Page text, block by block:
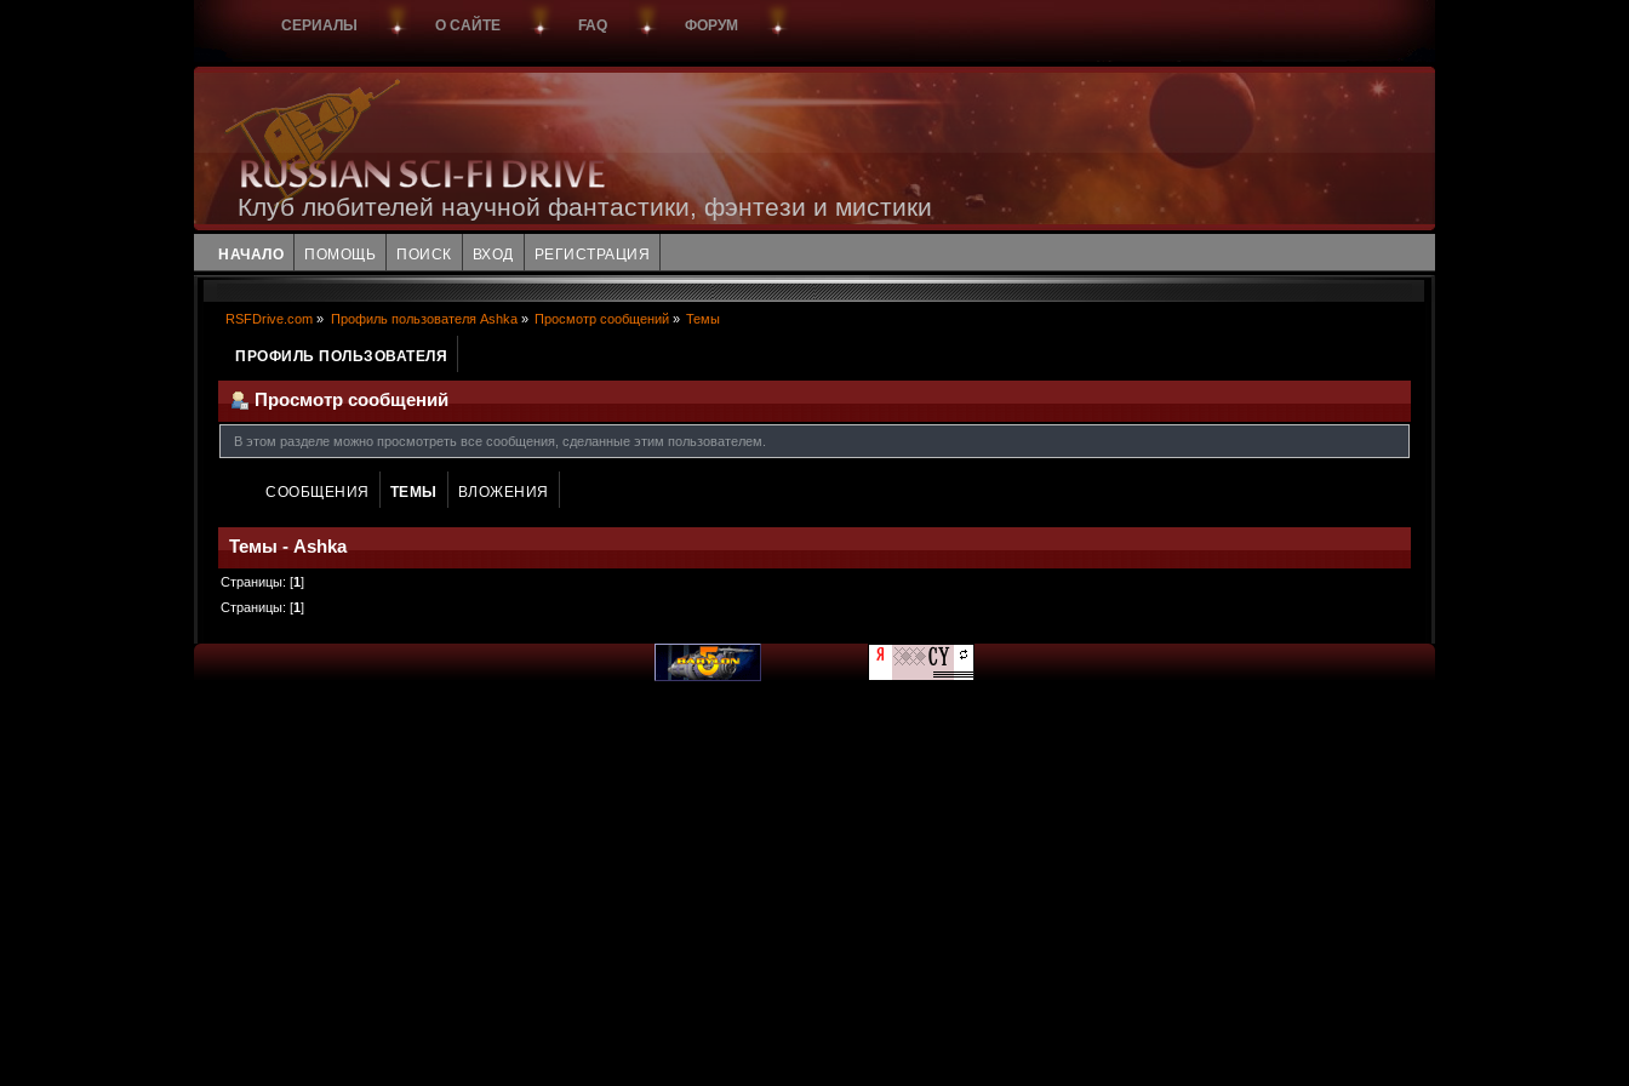
СЕРИАЛЫ О САЙТЕ FAQ ФОРУМ
Клуб любителей научной фантастики, фэнтези и мистики
НАЧАЛО ПОМОЩЬ ПОИСК ВХОД РЕГИСТРАЦИЯ
RSFDrive.com » Профиль пользователя Ashka» Просмотр сообщений» Темы
ПРОФИЛЬ ПОЛЬЗОВАТЕЛЯ
Просмотр сообщений
В этом разделе можно просмотреть все сообщения, сделанные этим пользователем.
СООБЩЕНИЯ ТЕМЫ ВЛОЖЕНИЯ
Темы - Ashka
Страницы: [1]
Страницы: [1]